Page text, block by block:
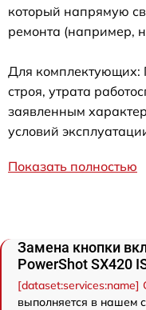
который напрямую
ремонта (например,
Для
строя, утрата
заявленным
условий
Показать полностью
Замена кнопки
PowerShot SX420
[dataset:services:name]
выполняется в нашем